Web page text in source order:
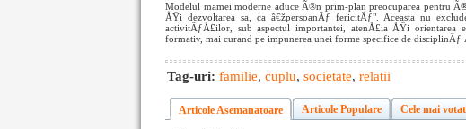
Modelul mamei moderne aduce Ã®n prim-plan preocuparea pentru
ÅŸi dezvoltarea sa, ca â€žpersoanÄƒ fericitÄƒ". Aceasta nu
activitÄƒÅ£ilor, sub aspectul importantei, atenÅ£ia ÅŸi
formativ, mai curand pe impunerea unei forme specifice de disciplinÄƒ
Tag-uri: familie, cuplu, societate, relatii
Articole Asemanatoare Articole Populare Cele mai